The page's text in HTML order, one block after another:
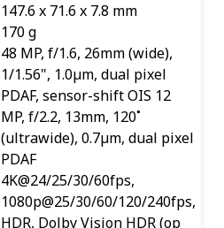
147.6 x 71.6 x 7.8 mm
170 g
48 MP, f/1.6, 26mm (wide),
1/1.56", 1.0µm, dual pixel
PDAF, sensor-shift OIS 12
MP, f/2.2, 13mm, 120˚
(ultrawide), 0.7µm, dual pixel
PDAF
4K@24/25/30/60fps,
1080p@25/30/60/120/240fps,
HDR, Dolby Vision HDR (op